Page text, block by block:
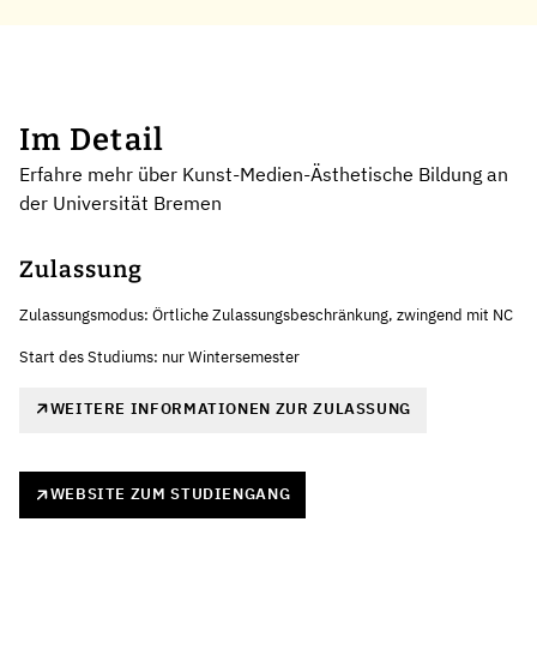
Im Detail
Erfahre mehr über Kunst-Medien-Ästhetische Bildung an
der Universität Bremen
Zulassung
Zulassungsmodus: Örtliche Zulassungsbeschränkung, zwingend mit NC
Start des Studiums: nur Wintersemester
WEITERE INFORMATIONEN ZUR ZULASSUNG
WEBSITE ZUM STUDIENGANG